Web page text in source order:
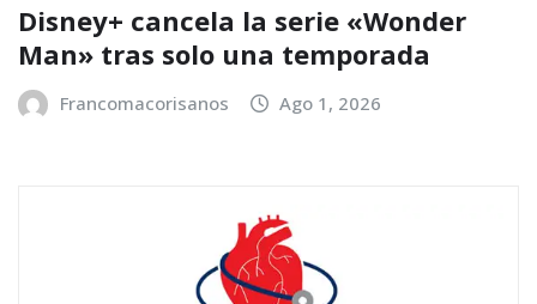
Disney+ cancela la serie «Wonder
Man» tras solo una temporada
Francomacorisanos Ago 1, 2026